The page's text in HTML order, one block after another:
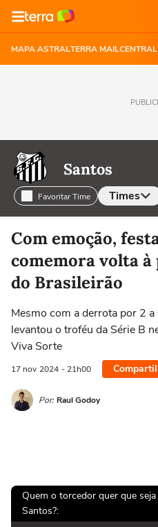
MAPA ASTRALTERRA MAIL
Santos
Favoritar Time Times
Selecione o time para ver as
Com emoção,
comemora volta
do Brasileirão
Mesmo com a derrota por 2
levantou o troféu da Série B
Viva Sorte
17 nov 2024 - 21h00
Por: Raul Godoy
Quem o torcedor quer que
Santos?: